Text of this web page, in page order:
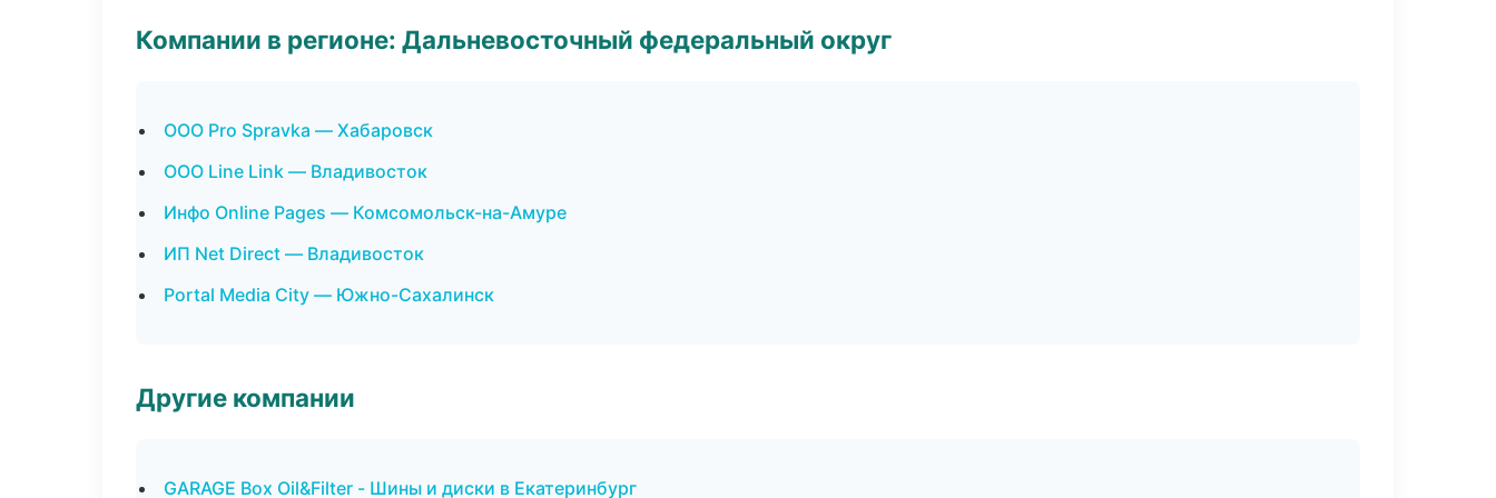
Компании в регионе: Дальневосточный федеральный округ
ООО Pro Spravka — Хабаровск
ООО Line Link — Владивосток
Инфо Online Pages — Комсомольск-на-Амуре
ИП Net Direct — Владивосток
Portal Media City — Южно-Сахалинск
Другие компании
GARAGE Box Oil&Filter - Шины и диски в Екатеринбург